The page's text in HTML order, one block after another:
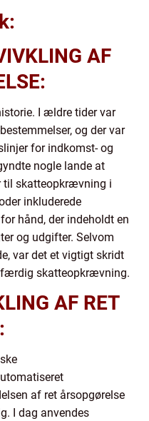
AF
I ældre tider var
og der var
for indkomst- og
nogle lande at
til skatteopkrævning i
inkluderede
hånd, der indeholdt en
og udgifter. Selvom
var det et vigtigt skridt
skatteopkrævning.
AF RET
af ret årsopgørelse
I dag anvendes